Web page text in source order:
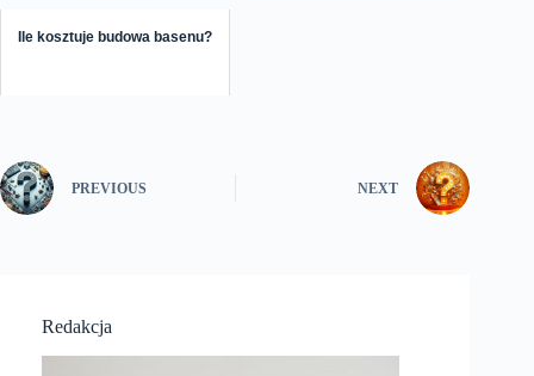
Ile kosztuje budowa basenu?
PREVIOUS NEXT
Redakcja